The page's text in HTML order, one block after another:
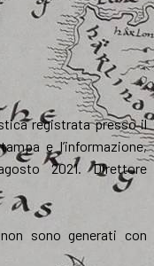
registrata presso il
e l’informazione,
2021. Direttore
sono generati con